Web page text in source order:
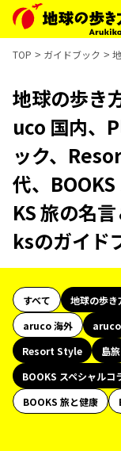
TOP ガイドブック
地球の歩き
uco 国内、
ック、
代、
KS 旅の名
ksのガイド
すべて 地球の歩き
aruco 海外
Resort Style
島旅
BOOKS スペシャルコ
BOOKS 旅と健康